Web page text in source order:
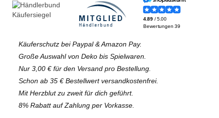
Käuferschutz bei Paypal & Amazon Pay.
Große Auswahl von Deko bis Spielwaren.
Nur 3,00 € für den Versand pro Bestellung.
Schon ab 35 € Bestellwert versandkostenfrei.
Mit Herzblut zu zweit für dich geführt.
8% Rabatt auf Zahlung per Vorkasse.